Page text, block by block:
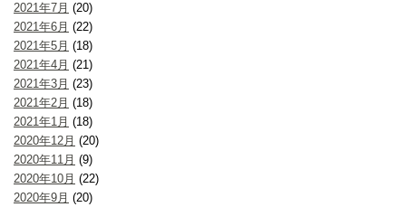
2021年7月 (20)
2021年6月 (22)
2021年5月 (18)
2021年4月 (21)
2021年3月 (23)
2021年2月 (18)
2021年1月 (18)
2020年12月 (20)
2020年11月 (9)
2020年10月 (22)
2020年9月 (20)